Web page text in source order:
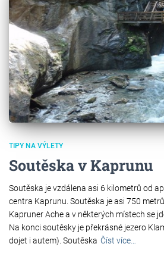
TIPY NA VÝLETY
Soutěska v Kaprunu
Soutěska je vzdálena asi 6 kilometrů od
centra Kaprunu. Soutěska je asi 750
Kapruner Ache a v některých místech se
Na konci soutěsky je překrásné jezero
dojet i autem). Soutěska Číst více…